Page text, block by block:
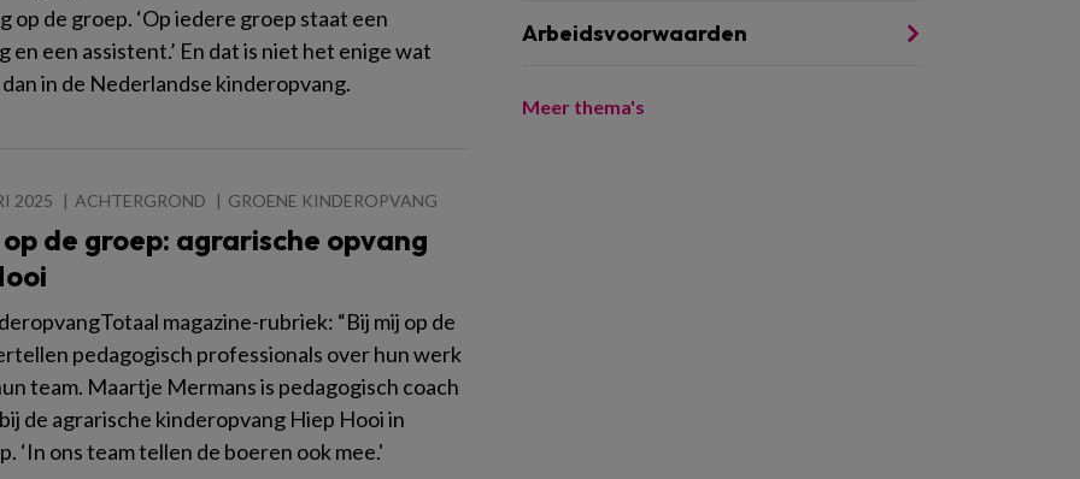
op de groep. ‘Op iedere groep staat een
en een assistent.’ En dat is niet het enige wat
dan in de Nederlandse kinderopvang.
2025 ACHTERGROND GROENE KINDEROPVANG
de groep: agrarische opvang
magazine-rubriek: “Bij mij op de
pedagogisch professionals over hun werk
team. Maartje Mermans is pedagogisch coach
de agrarische kinderopvang Hiep Hooi in
‘In ons team tellen de boeren ook mee.'
Arbeidsvoorwaarden
Meer thema's